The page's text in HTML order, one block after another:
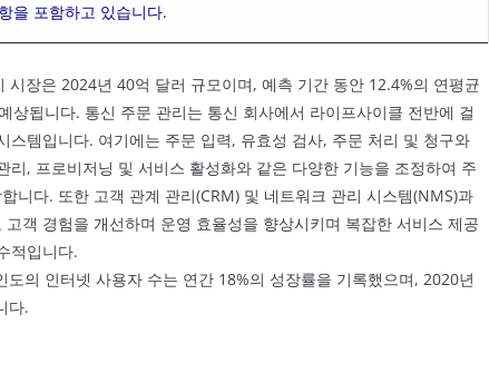
을 포함하고 있습니다.
장은 2024년 40억 달러 규모이며, 예측 기간 동안 12.4%의 연평균
상됩니다. 통신 주문 관리는 통신 회사에서 라이프사이클 전반에 걸
스템입니다. 여기에는 주문 입력, 유효성 검사, 주문 처리 및 청구와
, 프로비저닝 및 서비스 활성화와 같은 다양한 기능을 조정하여 주
니다. 또한 고객 관계 관리(CRM) 및 네트워크 관리 시스템(NMS)과
객 경험을 개선하며 운영 효율성을 향상시키며 복잡한 서비스 제공
적입니다.
의 인터넷 사용자 수는 연간 18%의 성장률을 기록했으며, 2020년
다.